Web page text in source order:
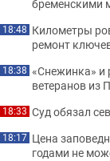
бременскими
18:48 Километры
ремонт
18:38 «Снежинка» и
ветеранов из
18:33 Суд обязал
18:17 Цена
годами не